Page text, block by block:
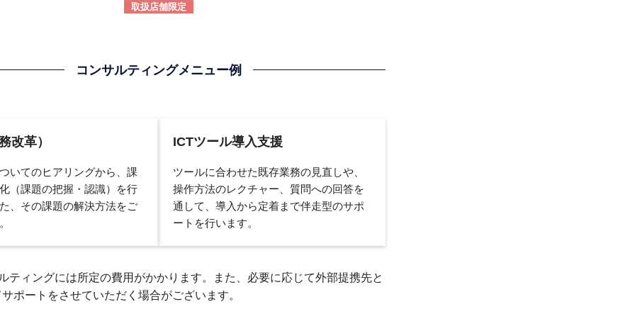
取扱店舗限定
コンサルティングメニュー例
改革）
いてのヒアリングから、課
（課題の把握・認識）を行
、その課題の解決方法をご
ICTツール導入支援
ツールに合わせた既存業務の見直しや、
操作方法のレクチャー、質問への回答を
通して、導入から定着まで伴走型のサポ
ートを行います。
ティングには所定の費用がかかります。また、必要に応じて外部提携先と
ポートをさせていただく場合がございます。